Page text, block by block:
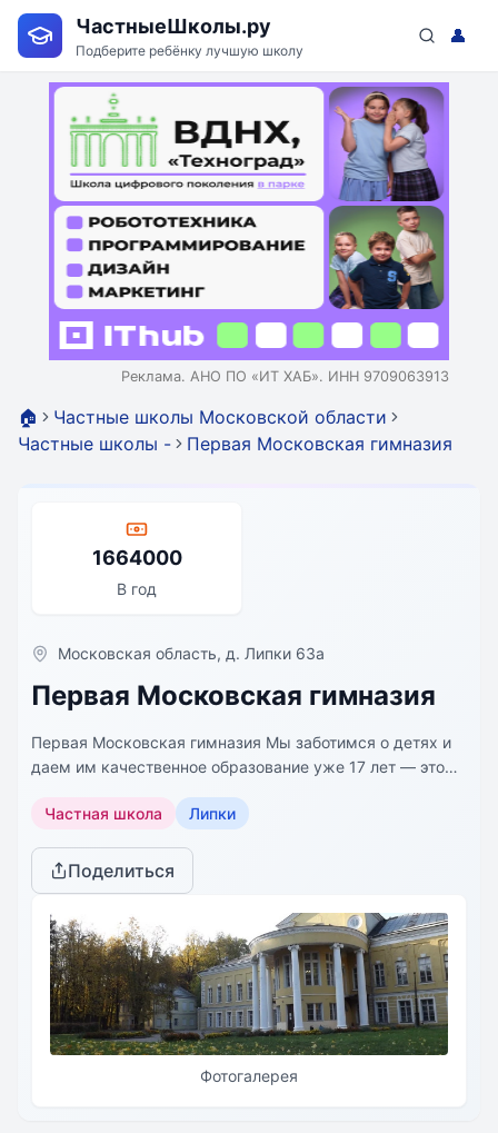
ЧастныеШколы.ру
Подберите ребёнку лучшую школу
👤
Реклама. АНО ПО «ИТ ХАБ». ИНН 9709063913
🏠
Частные школы Московской области
Частные школы -
Первая Московская гимназия
1664000
В год
Московская область, д. Липки 63а
Первая Московская гимназия
Первая Московская гимназия Мы заботимся о детях и
даем им качественное образование уже 17 лет — это
воспитанников детского сада. Мы выпускаем ребят с
результатами экзаменов. Среди них победители и
призеры всероссийских олимпиад, обладатели Премии
Президента Р Ф для поддержки талантливой молодежи
и 6 золотых медалистов.
Частная школа Липки
Поделиться
Фотогалерея